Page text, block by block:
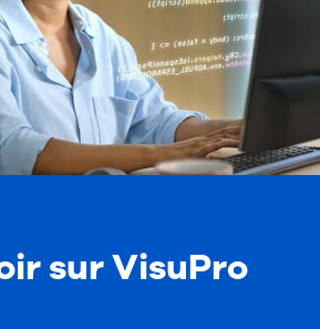
sur VisuPro